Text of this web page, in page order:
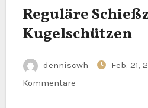
Reguläre
Kugelschützen
denniscwh Feb. 21,
Kommentare